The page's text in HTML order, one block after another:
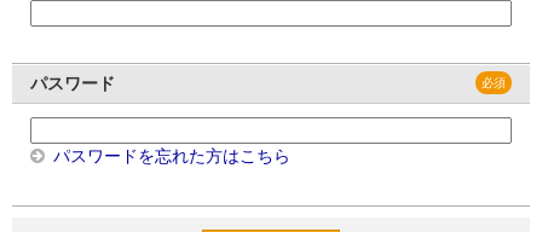
パスワード
パスワードを忘れた方はこちら